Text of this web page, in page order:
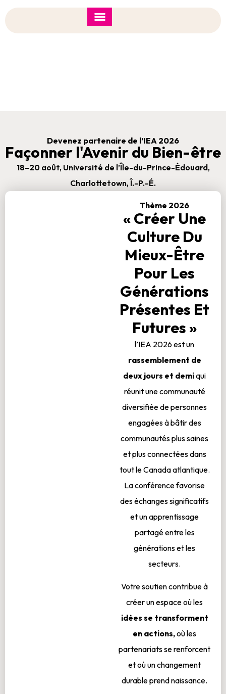
Devenez partenaire de l’IEA 2026
Façonner l'Avenir du Bien-être
18–20 août, Université de l’Île-du-Prince-Édouard,
Charlottetown, Î.-P.-É.
Thème 2026
« Créer Une
Culture Du
Mieux-Être
Pour Les
Générations
Présentes Et
Futures »
l’IEA 2026 est un
rassemblement de
deux jours et demiqui
réunit une communauté
diversifiée de personnes
engagées à bâtir des
communautés plus saines
et plus connectées dans
tout le Canada atlantique.
La conférence favorise
des échanges significatifs
et un apprentissage
partagé entre les
générations et les
secteurs.
Votre soutien contribue à
créer un espace où les
idées se transforment
en actions,où les
partenariats se renforcent
et où un changement
durable prend naissance.